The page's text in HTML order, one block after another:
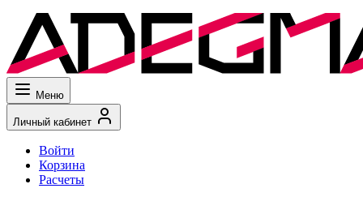
Меню
Личный кабинет
Войти
Корзина
Расчеты